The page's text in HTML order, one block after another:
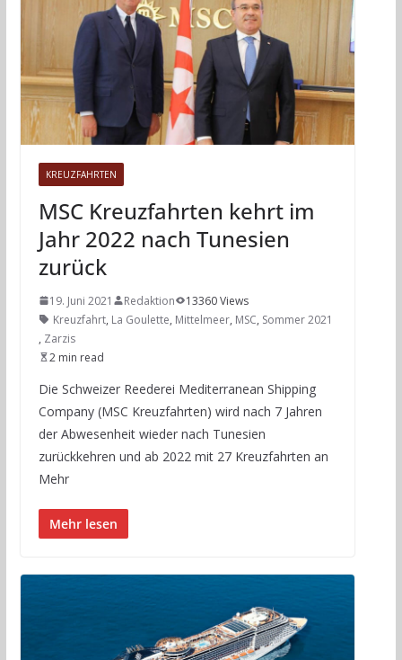
KREUZFAHRTEN
MSC Kreuzfahrten kehrt im
Jahr 2022 nach Tunesien
zurück
19. Juni 2021 Redaktion
13360 Views
Kreuzfahrt, La Goulette, Mittelmeer, MSC, Sommer 2021
, Zarzis
2 min read
Die Schweizer Reederei Mediterranean Shipping
Company (MSC Kreuzfahrten) wird nach 7 Jahren
der Abwesenheit wieder nach Tunesien
zurückkehren und ab 2022 mit 27 Kreuzfahrten an
Mehr
Mehr lesen